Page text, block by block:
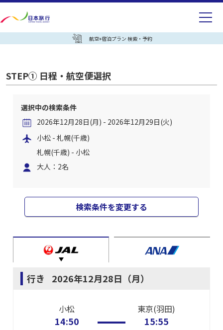
航空+宿泊プラン 検索・予約
STEP① 日程・航空便選択
選択中の検索条件
2026年12月28日(月) - 2026年12月29日(火)
小松 - 札幌(千歳)
札幌(千歳) - 小松
大人：2名
検索条件を変更する
行き 2026年12月28日（月）
小松
14:50
東京(羽田)
15:55